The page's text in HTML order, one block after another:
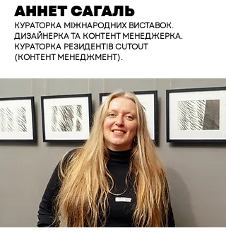
АННЕТ САГАЛЬ
КУРАТОРКА МІЖНАРОДНИХ ВИСТАВОК.
ДИЗАЙНЕРКА ТА КОНТЕНТ МЕНЕДЖЕРКА.
КУРАТОРКА РЕЗИДЕНТІВ CUTOUT
(КОНТЕНТ МЕНЕДЖМЕНТ).